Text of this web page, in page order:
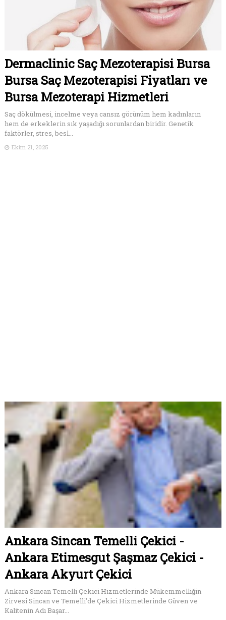
Dermaclinic Saç Mezoterapisi Bursa
Bursa Saç Mezoterapisi Fiyatları ve
Bursa Mezoterapi Hizmetleri
Saç dökülmesi, incelme veya cansız görünüm hem kadınların
hem de erkeklerin sık yaşadığı sorunlardan biridir. Genetik
faktörler, stres, besl...
Ekim 21, 2025
Ankara Sincan Temelli Çekici -
Ankara Etimesgut Şaşmaz Çekici -
Ankara Akyurt Çekici
Ankara Sincan Temelli Çekici Hizmetlerinde Mükemmelliğin
Zirvesi Sincan ve Temelli'de Çekici Hizmetlerinde Güven ve
Kalitenin Adı Başar...